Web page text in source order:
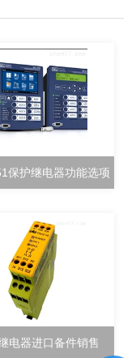
保护继电器功能选项
电器进口备件销售